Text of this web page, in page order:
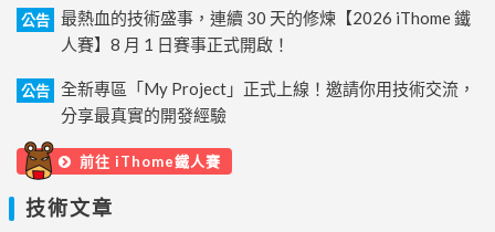
公告
最熱血的技術盛事，連續 30 天的修煉【2026 iThome 鐵
人賽】8 月 1 日賽事正式開啟！
公告
全新專區「My Project」正式上線！邀請你用技術交流，
分享最真實的開發經驗
前往 iThome鐵人賽
技術文章